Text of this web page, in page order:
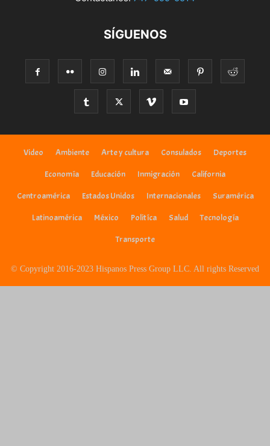
SÍGUENOS
Video Ambiente Arte y cultura Consulados Deportes
Economía Educación Inmigración California
Centroamérica Estados Unidos Internacionales Suramérica
Latinoamérica México Politíca Salud Tecnología
Transporte
© Copyright 2016-2023 Hispanos Press Group LLC. All rights Reserved